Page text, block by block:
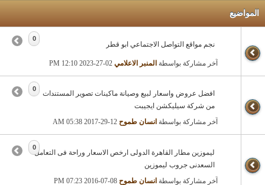
المواضيع
نجم مواقع التواصل الاجتماعي ابو قطر
آخر مشاركة بواسطة المنبر الاعلامي 12:10 PM
0
افضل عروض واسعار لبيع وصيانة ماكينات تصوير المستندات
من شركة سيليكشن ايجيبت
آخر مشاركة بواسطة انسان طموح 05:38 AM
0
ليموزين مطار القاهرة الدولى ارخص الاسعار وراحة فى التعامل
السعدنى جروب ليموزين
آخر مشاركة بواسطة انسان طموح 07:23 PM
0